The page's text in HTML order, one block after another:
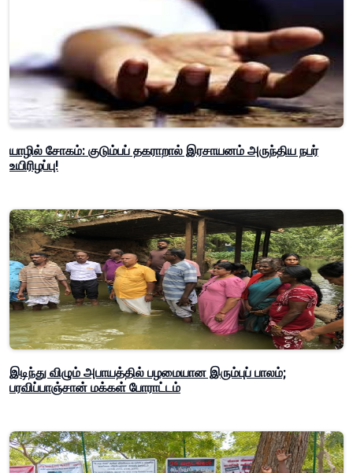
யாழில் சோகம்: குடும்பப் தகராறால் இரசாயனம் அருந்திய நபர்
உயிரிழப்பு!
இடிந்து விழும் அபாயத்தில் பழமையான இரும்புப் பாலம்;
பரவிப்பாஞ்சான் மக்கள் போராட்டம்